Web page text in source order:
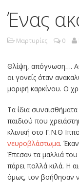
Ένας
Μαρτυρίες 0
Θλίψη, απόγνωση….
οι γονείς όταν
μορφή καρκίνου. Ο
Τα ίδια
παιδιού που
κλινική στο Γ.Ν.Θ
νευροβλάστωμα.
Έπεσαν τα μαλλιά
πάρει πολλά κιλά. Η
όμως, τον βοήθησαν